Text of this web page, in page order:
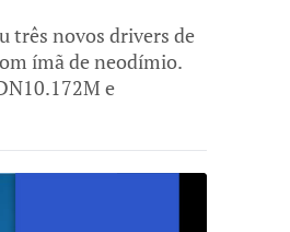
três novos drivers de
ímã de neodímio.
e